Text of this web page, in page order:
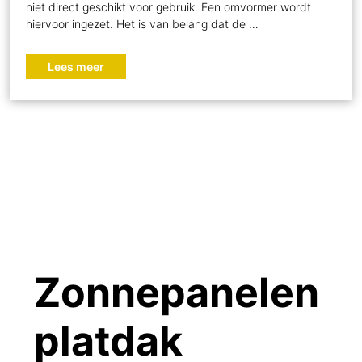
niet direct geschikt voor gebruik. Een omvormer wordt
hiervoor ingezet. Het is van belang dat de …
Lees meer
Zonnepanelen
platdak
Aanleg
zonnepanelen
Zonnepanelen
Loo
Zonnepanelen
Doetinchem
Zonnepanelen
Stokkum
Trina Solar
panelen
Aanleg
zonnepanelen
Zonnepanelen
zevenaar